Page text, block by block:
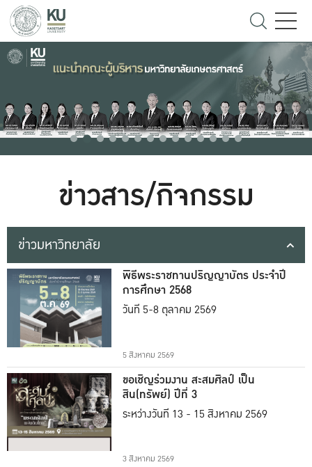
ข่าวสาร/กิจกรรม
ข่าวมหาวิทยาลัย
พิธีพระราชทานปริญญาบัตร ประจำปี
การศึกษา 2568
วันที่ 5-8 ตุลาคม 2569
5 สิงหาคม 2569
ขอเชิญร่วมงาน สะสมศิลป์ เป็น
สิน(ทรัพย์) ปีที่ 3
ระหว่างวันที่ 13 - 15 สิงหาคม 2569
3 สิงหาคม 2569